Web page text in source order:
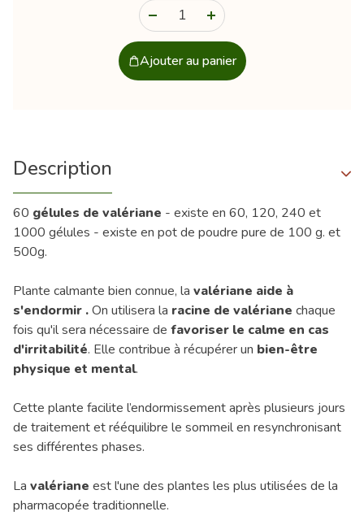
Ajouter au panier
Description
60 gélules de valériane - existe en 60, 120, 240 et
1000 gélules - existe en pot de poudre pure de 100 g. et
500g.
Plante calmante bien connue, la valériane aide à
s'endormir .On utilisera la racine de valériane chaque
fois qu'il sera nécessaire de favoriser le calme en cas
d'irritabilité. Elle contribue à récupérer un bien-être
physique et mental.
Cette plante facilite l’endormissement après plusieurs jours
de traitement et rééquilibre le sommeil en resynchronisant
ses différentes phases.
La valériane est l'une des plantes les plus utilisées de la
pharmacopée traditionnelle.